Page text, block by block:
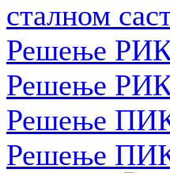
сталном
Решење РИК
Решење РИК
Решење ПИК
Решење ПИК